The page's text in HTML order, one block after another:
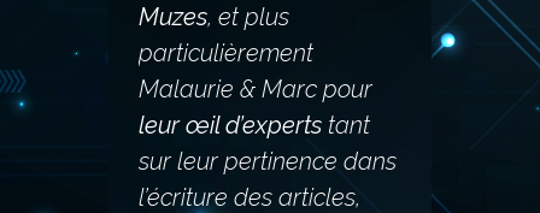
Muzes, et plus
particulièrement
Malaurie & Marc pour
leur œil d’experts tant
sur leur pertinence dans
l’écriture des articles,